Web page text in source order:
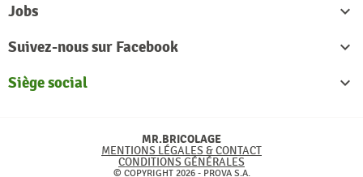
Jobs

Suivez-nous sur Facebook

Siège social

MR.BRICOLAGE
MENTIONS LÉGALES & CONTACT
CONDITIONS GÉNÉRALES
© COPYRIGHT 2026 - PROVA S.A.